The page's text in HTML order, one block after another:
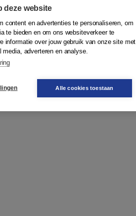
deze website
content en advertenties te personaliseren, om
te bieden en om ons websiteverkeer te
informatie over jouw gebruik van onze site met
adverteren en analyse.
Alle cookies toestaan